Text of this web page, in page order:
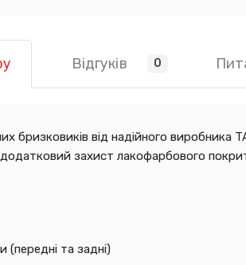
Відгуків 0
бризковиків від надійного
захист лакофарбового
та задні)